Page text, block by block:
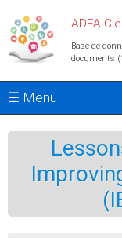
ADEA
Base de
documents
☰ Menu